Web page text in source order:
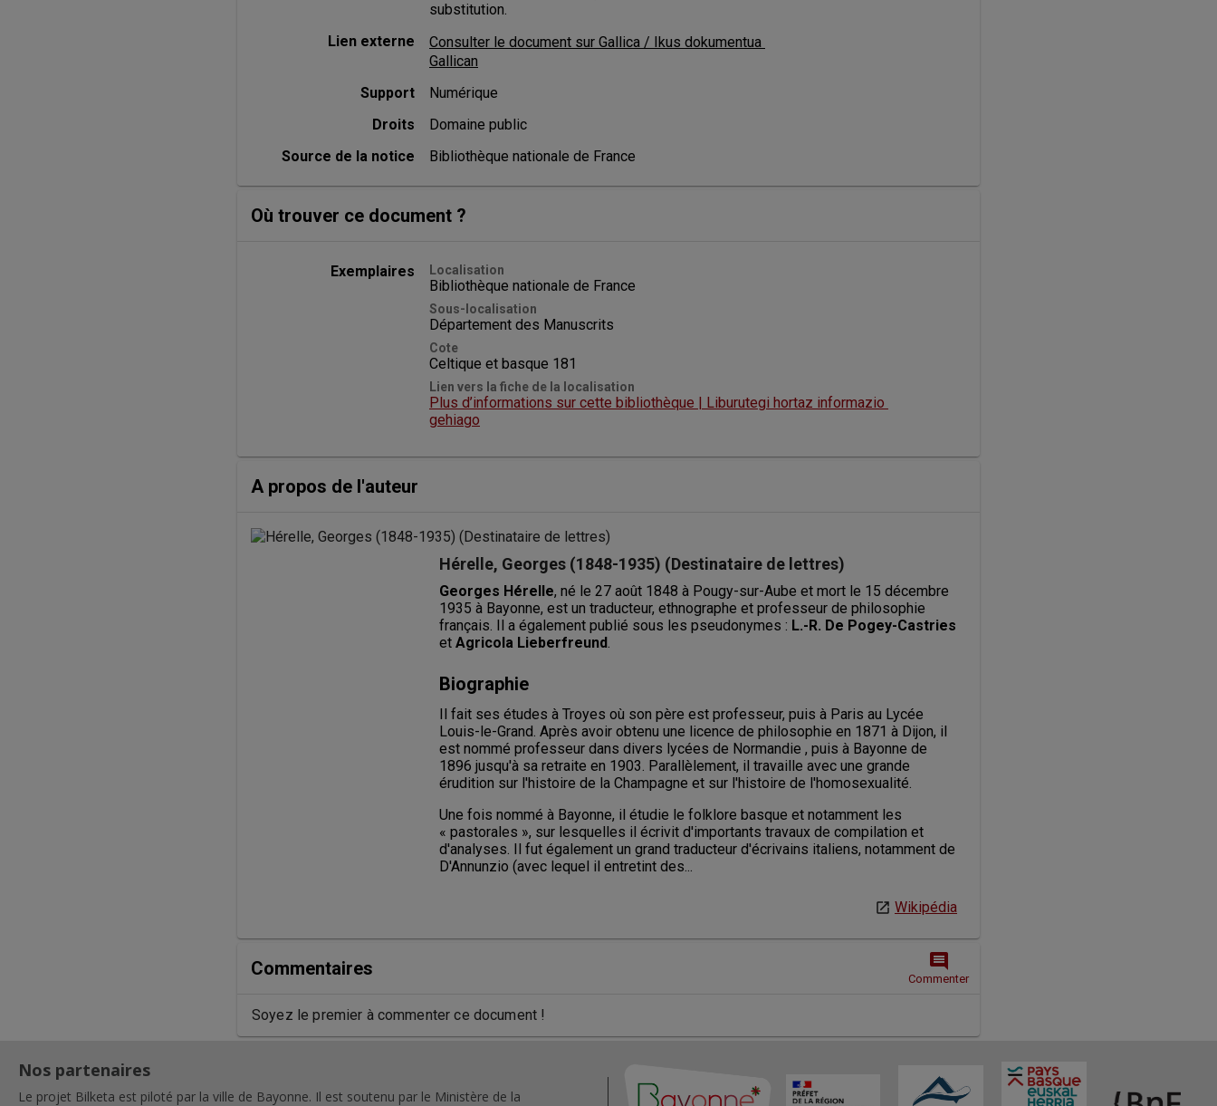
substitution.
Lien externe
Consulter le document sur Gallica / Ikus dokumentua
Gallican
Support
Numérique
Droits
Domaine public
Source de la notice
Bibliothèque nationale de France
Où trouver ce document ?
Exemplaires Localisation
Bibliothèque nationale de France
Sous-localisation
Département des Manuscrits
Cote
Celtique et basque 181
Lien vers la fiche de la localisation
Plus d’informations sur cette bibliothèque | Liburutegi hortaz informazio
gehiago
A propos de l'auteur
Hérelle, Georges (1848-1935) (Destinataire de lettres)
Georges Hérelle, né le 27 août 1848 à Pougy-sur-Aube et mort le 15 décembre
1935 à Bayonne, est un traducteur, ethnographe et professeur de philosophie
français. Il a également publié sous les pseudonymes : L.-R. De Pogey-Castries
et Agricola Lieberfreund.
Biographie
Il fait ses études à Troyes où son père est professeur, puis à Paris au Lycée
Louis-le-Grand. Après avoir obtenu une licence de philosophie en 1871 à Dijon, il
est nommé professeur dans divers lycées de Normandie , puis à Bayonne de
1896 jusqu'à sa retraite en 1903. Parallèlement, il travaille avec une grande
érudition sur l'histoire de la Champagne et sur l'histoire de l'homosexualité.
Une fois nommé à Bayonne, il étudie le folklore basque et notamment les
« pastorales », sur lesquelles il écrivit d'importants travaux de compilation et
d'analyses. Il fut également un grand traducteur d'écrivains italiens, notamment de
D'Annunzio (avec lequel il entretint des...
Wikipédia
Commentaires comment
Commenter
Soyez le premier à commenter ce document !
Nos partenaires
Le projet Bilketa est piloté par la ville de Bayonne. Il est soutenu par le Ministère de la